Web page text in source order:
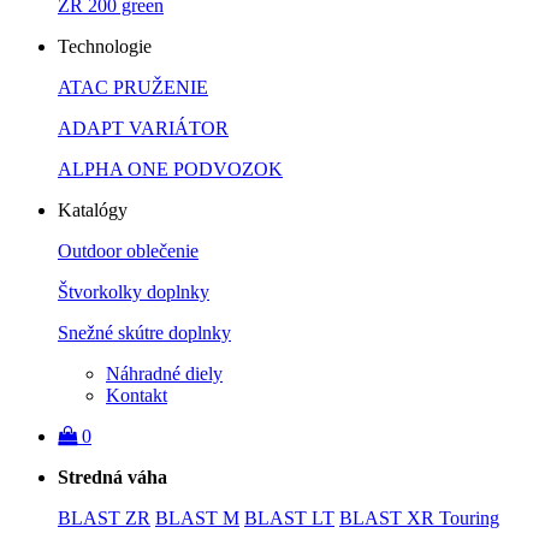
ZR 200 green
Technologie
ATAC PRUŽENIE
ADAPT VARIÁTOR
ALPHA ONE PODVOZOK
Katalógy
Outdoor oblečenie
Štvorkolky doplnky
Snežné skútre doplnky
Náhradné diely
Kontakt
0
Stredná váha
BLAST ZR BLAST M BLAST LT BLAST XR Touring